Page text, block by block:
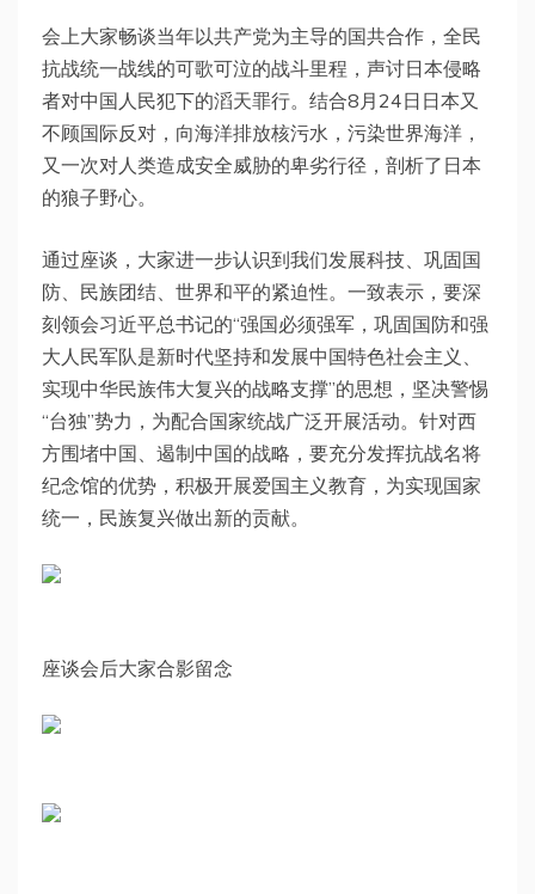
会上大家畅谈当年以共产党为主导的国共合作，全民
抗战统一战线的可歌可泣的战斗里程，声讨日本侵略
者对中国人民犯下的滔天罪行。结合8月24日日本又
不顾国际反对，向海洋排放核污水，污染世界海洋，
又一次对人类造成安全威胁的卑劣行径，剖析了日本
的狼子野心。
通过座谈，大家进一步认识到我们发展科技、巩固国
防、民族团结、世界和平的紧迫性。一致表示，要深
刻领会习近平总书记的“强国必须强军，巩固国防和强
大人民军队是新时代坚持和发展中国特色社会主义、
实现中华民族伟大复兴的战略支撑”的思想，坚决警惕
“台独”势力，为配合国家统战广泛开展活动。针对西
方围堵中国、遏制中国的战略，要充分发挥抗战名将
纪念馆的优势，积极开展爱国主义教育，为实现国家
统一，民族复兴做出新的贡献。
座谈会后大家合影留念